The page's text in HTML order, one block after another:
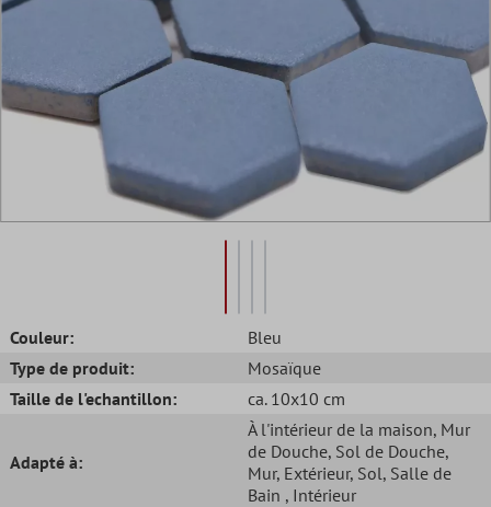
Couleur:
Bleu
Type de produit:
Mosaïque
Taille de l'echantillon:
ca. 10x10 cm
Adapté à:
À l'intérieur de la maison, Mur
de Douche, Sol de Douche,
Mur, Extérieur, Sol, Salle de
Bain , Intérieur